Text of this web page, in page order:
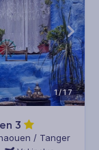
1/17
3
/ Tanger